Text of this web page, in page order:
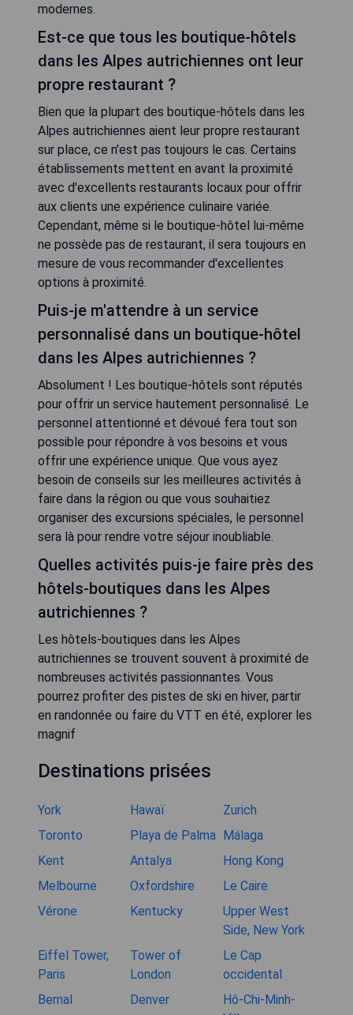
modernes.
Est-ce que tous les boutique-hôtels
dans les Alpes autrichiennes ont leur
propre restaurant ?
Bien que la plupart des boutique-hôtels dans les
Alpes autrichiennes aient leur propre restaurant
sur place, ce n'est pas toujours le cas. Certains
établissements mettent en avant la proximité
avec d'excellents restaurants locaux pour offrir
aux clients une expérience culinaire variée.
Cependant, même si le boutique-hôtel lui-même
ne possède pas de restaurant, il sera toujours en
mesure de vous recommander d'excellentes
options à proximité.
Puis-je m'attendre à un service
personnalisé dans un boutique-hôtel
dans les Alpes autrichiennes ?
Absolument ! Les boutique-hôtels sont réputés
pour offrir un service hautement personnalisé. Le
personnel attentionné et dévoué fera tout son
possible pour répondre à vos besoins et vous
offrir une expérience unique. Que vous ayez
besoin de conseils sur les meilleures activités à
faire dans la région ou que vous souhaitiez
organiser des excursions spéciales, le personnel
sera là pour rendre votre séjour inoubliable.
Quelles activités puis-je faire près des
hôtels-boutiques dans les Alpes
autrichiennes ?
Les hôtels-boutiques dans les Alpes
autrichiennes se trouvent souvent à proximité de
nombreuses activités passionnantes. Vous
pourrez profiter des pistes de ski en hiver, partir
en randonnée ou faire du VTT en été, explorer les
magnif
Destinations prisées
York Hawaï
Zurich
Toronto
Playa de Palma Málaga
Kent
Antalya
Hong Kong
Melbourne
Oxfordshire
Le Caire
Vérone
Kentucky
Upper West
Side, New York
Eiffel Tower,
Paris
Tower of
London
Le Cap
occidental
Bernal
Denver
Hô-Chi-Minh-